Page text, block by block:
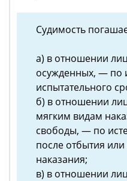
Судимость
а) в отношении
осужденных, — по
испытательного
б) в отношении
мягким видам
свободы, — по
после отбытия
наказания;
в) в отношении